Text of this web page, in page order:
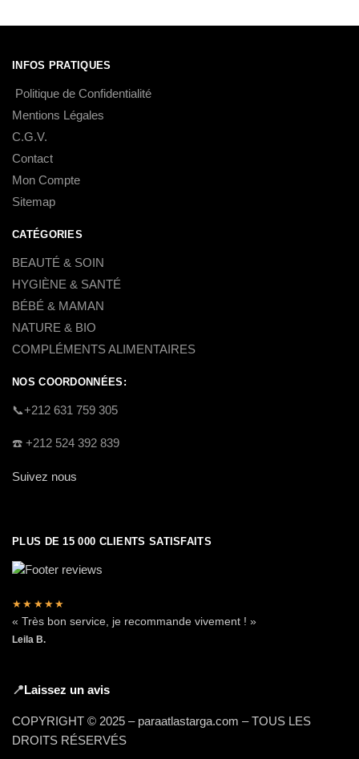
INFOS PRATIQUES
Politique de Confidentialité
Mentions Légales
C.G.V.
Contact
Mon Compte
Sitemap
CATÉGORIES
BEAUTÉ & SOIN
HYGIÈNE & SANTÉ
BÉBÉ & MAMAN
NATURE & BIO
COMPLÉMENTS ALIMENTAIRES
NOS COORDONNÉES:
​📞+212 631 759 305
☎️​ +212 524 392 839
Suivez nous
PLUS DE 15 000 CLIENTS SATISFAITS
★★★★★
« Très bon service, je recommande vivement ! »
Leila B.
📍Laissez un avis
COPYRIGHT © 2025 – paraatlastarga.com – TOUS LES
DROITS RÉSERVÉS